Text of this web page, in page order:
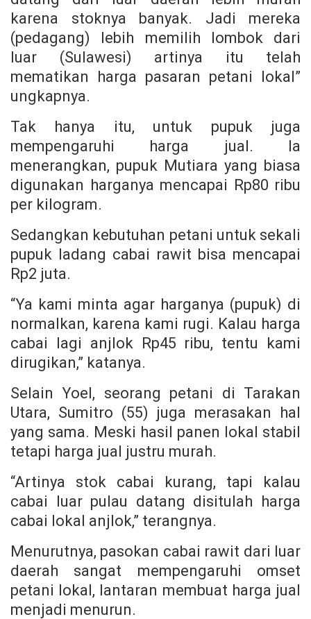
karena stoknya banyak. Jadi mereka
(pedagang) lebih memilih lombok dari
luar (Sulawesi) artinya itu telah
mematikan harga pasaran petani lokal”
ungkapnya.
Tak hanya itu, untuk pupuk juga
mempengaruhi harga jual. Ia
menerangkan, pupuk Mutiara yang biasa
digunakan harganya mencapai Rp80 ribu
per kilogram.
Sedangkan kebutuhan petani untuk sekali
pupuk ladang cabai rawit bisa mencapai
Rp2 juta.
“Ya kami minta agar harganya (pupuk) di
normalkan, karena kami rugi. Kalau harga
cabai lagi anjlok Rp45 ribu, tentu kami
dirugikan,” katanya.
Selain Yoel, seorang petani di Tarakan
Utara, Sumitro (55) juga merasakan hal
yang sama. Meski hasil panen lokal stabil
tetapi harga jual justru murah.
“Artinya stok cabai kurang, tapi kalau
cabai luar pulau datang disitulah harga
cabai lokal anjlok,” terangnya.
Menurutnya, pasokan cabai rawit dari luar
daerah sangat mempengaruhi omset
petani lokal, lantaran membuat harga jual
menjadi menurun.